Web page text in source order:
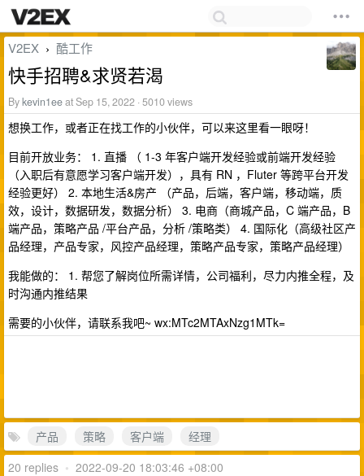
V2EX › 酷工作
快手招聘&求贤若渴
Bykevin1eeat Sep 15, 2022 · 5010 views
想换工作，或者正在找工作的小伙伴，可以来这里看一眼呀！
目前开放业务： 1. 直播 （ 1-3 年客户端开发经验或前端开发经验
（入职后有意愿学习客户端开发），具有 RN ，Fluter 等跨平台开发
经验更好） 2. 本地生活&房产 （产品，后端，客户端，移动端，质
效，设计，数据研发，数据分析） 3. 电商（商城产品，C 端产品，B
端产品，策略产品 /平台产品，分析 /策略类） 4. 国际化（高级社区产
品经理，产品专家，风控产品经理，策略产品专家，策略产品经理）
我能做的： 1. 帮您了解岗位所需详情，公司福利，尽力内推全程，及
时沟通内推结果
需要的小伙伴，请联系我吧~ wx:MTc2MTAxNzg1MTk=
产品 策略 客户端
经理
20 replies • 2022-09-20 18:03:46 +08:00